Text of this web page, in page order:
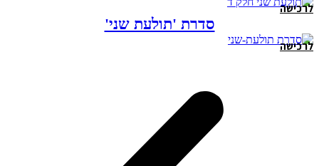
לרכישה
סדרת 'תולעת שני'
לרכישה